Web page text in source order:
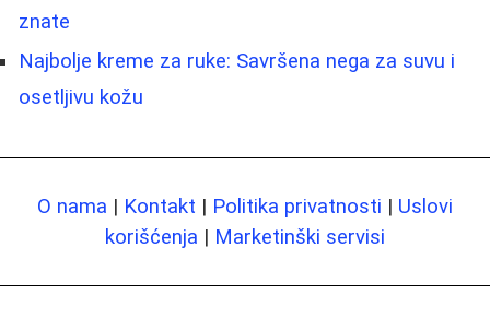
znate
Najbolje kreme za ruke: Savršena negа za suvu i
osetljivu kožu
O nama | Kontakt | Politika privatnosti | Uslovi
korišćenja | Marketinški servisi